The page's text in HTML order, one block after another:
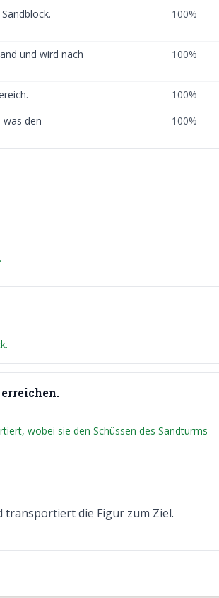
100%
und wird nach
100%
100%
was den
100%
wobei sie den Schüssen des Sandturms
transportiert die Figur zum Ziel.